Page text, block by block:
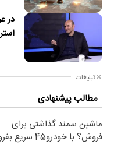
در
تبلیغات
مطالب پیشنهادی
ماشین سمند گذاشتی برای
فروش؟ با خودرو45 سریع بفروش